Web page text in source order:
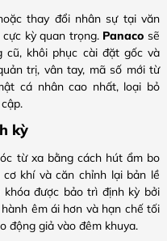
thay đổi nhân sự tại văn
kỳ quan trọng. Panaco sẽ
cũ, khôi phục cài đặt gốc và
trị, vân tay, mã số mới từ
cá nhân cao nhất, loại bỏ
kỳ
từ xa bằng cách hút ẩm bo
khí và căn chỉnh lại bản lề
được bảo trì định kỳ bởi
êm ái hơn và hạn chế tối
động giả vào đêm khuya.